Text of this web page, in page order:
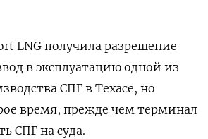
LNG получила разрешение
в эксплуатацию одной из
СПГ в Техасе, но
время, прежде чем терминал
СПГ на суда.